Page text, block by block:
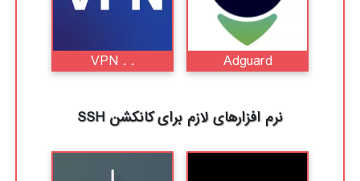
Adguard
. . VPN
نرم افزارهای لازم برای کانکشن SSH